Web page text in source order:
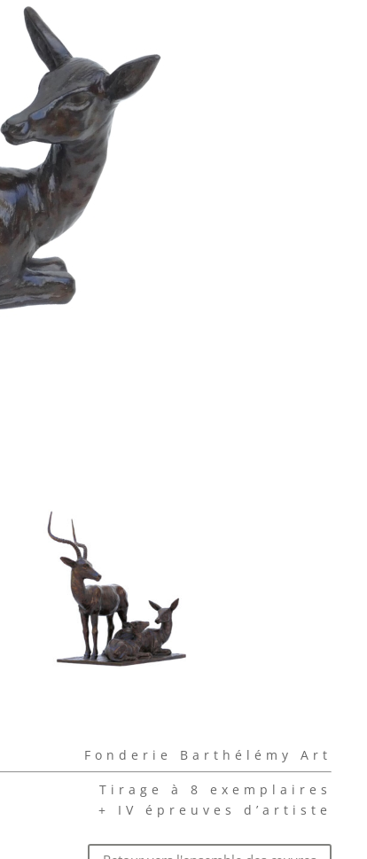
Fonderie Barthélémy Art
Tirage à 8 exemplaires
+ IV épreuves d’artiste